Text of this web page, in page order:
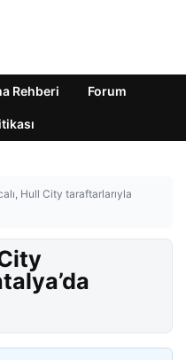
Rehberi Forum
Hull City taraftarlarıyla